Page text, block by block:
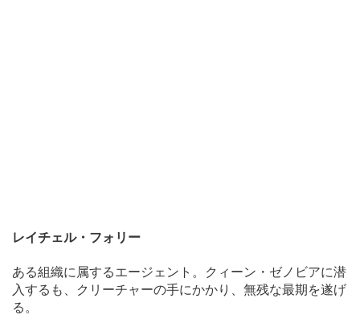
レイチェル・フォリー
ある組織に属するエージェント。クィーン・ゼノビアに潜
入するも、クリーチャーの手にかかり、無残な最期を遂げ
る。